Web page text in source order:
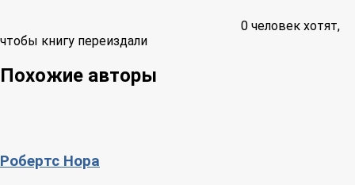
0 человек хотят,
чтобы книгу переиздали
Похожие авторы
Робертс Нора